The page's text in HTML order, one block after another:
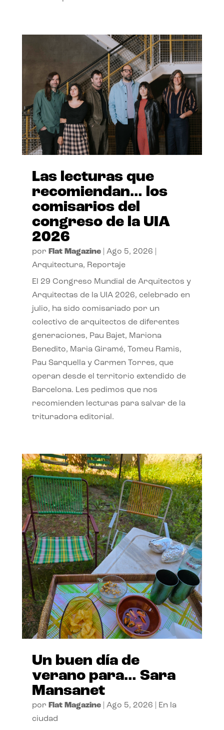
Las lecturas que
recomiendan… los
comisarios del
congreso de la UIA
2026
por Flat Magazine| Ago 5, 2026
Arquitectura, Reportaje
El 29 Congreso Mundial de Arquitectos y
Arquitectas de la UIA 2026, celebrado en
julio, ha sido comisariado por un
colectivo de arquitectos de diferentes
generaciones, Pau Bajet, Mariona
Benedito, Maria Giramé, Tomeu Ramis,
Pau Sarquella y Carmen Torres, que
operan desde el territorio extendido de
Barcelona. Les pedimos que nos
recomienden lecturas para salvar de la
trituradora editorial.
Un buen día de
verano para… Sara
Mansanet
por Flat Magazine| Ago 5, 2026
En la
ciudad